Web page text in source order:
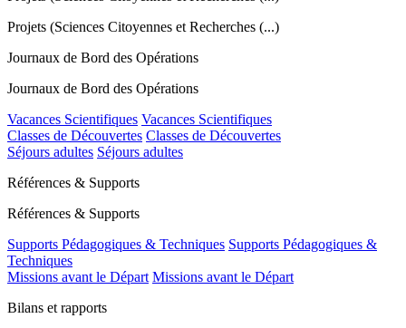
Projets (Sciences Citoyennes et Recherches (...)
Journaux de Bord des Opérations
Journaux de Bord des Opérations
Vacances Scientifiques Vacances Scientifiques
Classes de Découvertes Classes de Découvertes
Séjours adultes Séjours adultes
Références & Supports
Références & Supports
Supports Pédagogiques & Techniques Supports Pédagogiques &
Techniques
Missions avant le Départ Missions avant le Départ
Bilans et rapports